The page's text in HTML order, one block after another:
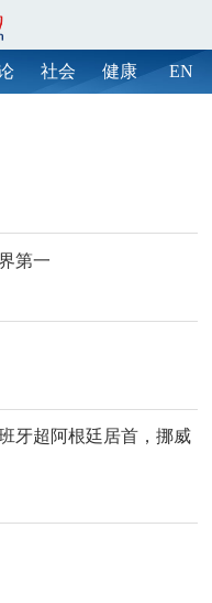
社会 健康 EN
第一
牙超阿根廷居首，挪威